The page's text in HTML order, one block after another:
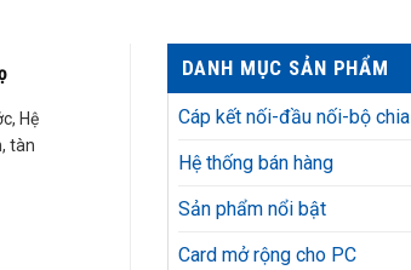
Hệ
tàn
DANH MỤC SẢN PHẨM
Cáp kết nối-đầu nối-bộ chia
Hệ thống bán hàng
Sản phẩm nổi bật
Card mở rộng cho PC